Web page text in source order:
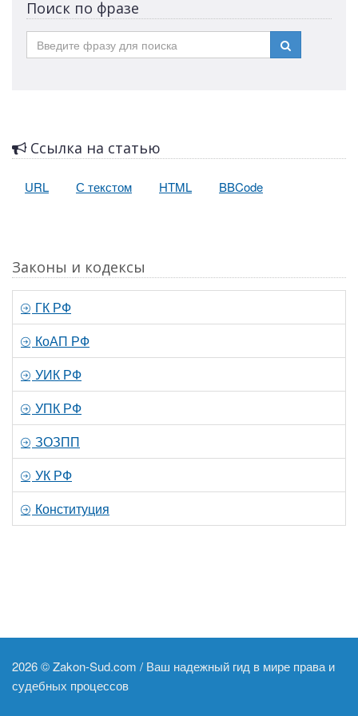
Поиск по фразе
Ссылка на статью
URL С текстом HTML BBCode
Законы и кодексы
ГК РФ
КоАП РФ
УИК РФ
УПК РФ
ЗОЗПП
УК РФ
Конституция
2026 ©Zakon-Sud.com / Ваш надежный гид в мире права и
судебных процессов